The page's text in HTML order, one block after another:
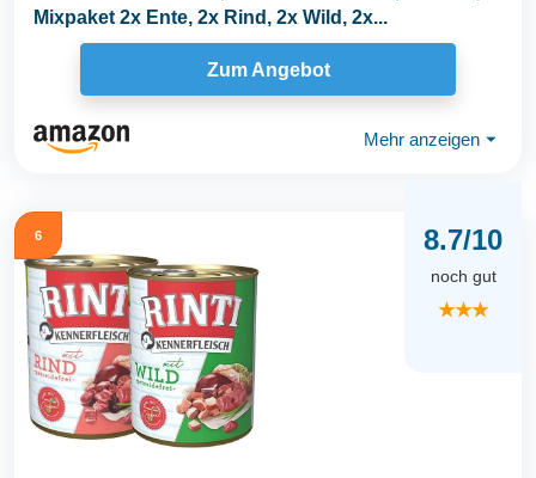
Mixpaket 2x Ente, 2x Rind, 2x Wild, 2x...
Zum Angebot
Mehr anzeigen ⏷
6 8.7/10
noch gut
★★★